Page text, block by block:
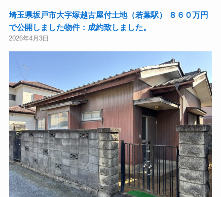
埼玉県坂戸市大字塚越古屋付土地（若葉駅） ８６０万円
で公開しました物件：成約致しました。
2026年4月3日